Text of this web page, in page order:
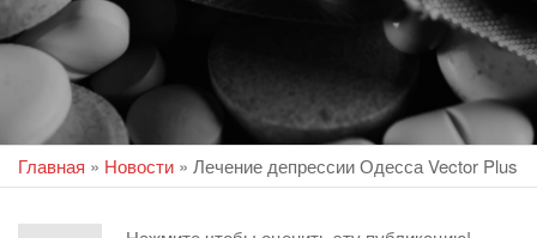
Главная » Новости » Лечение депрессии Одесса Vector Plus